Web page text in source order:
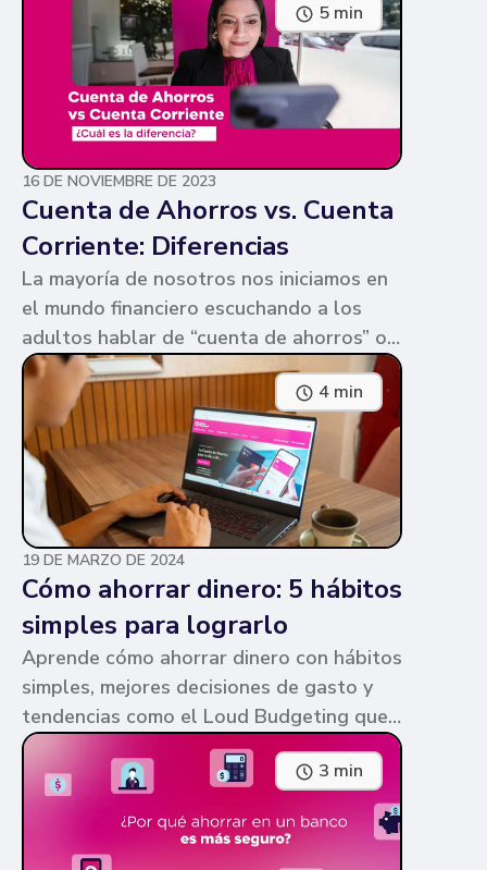
5 min
16 DE NOVIEMBRE DE 2023
Cuenta de Ahorros vs. Cuenta
Corriente: Diferencias
La mayoría de nosotros nos iniciamos en
el mundo financiero escuchando a los
adultos hablar de “cuenta de ahorros” o
“cuenta corriente”. Ambas cuentas
parecen similares y puede ser confuso,
pero te contamos en qué consiste cada
una y sus diferencias.
4 min
19 DE MARZO DE 2024
Cómo ahorrar dinero: 5 hábitos
simples para lograrlo
Aprende cómo ahorrar dinero con hábitos
simples, mejores decisiones de gasto y
tendencias como el Loud Budgeting que
pueden ayudarte a cumplir tus metas.
3 min